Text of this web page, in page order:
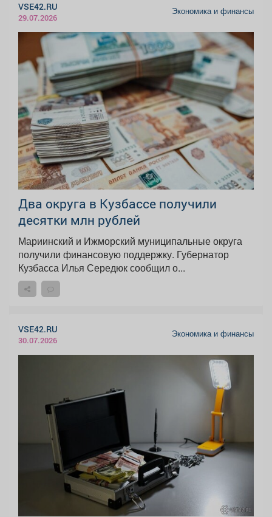
VSE42.RU
29.07.2026
Экономика и финансы
Два округа в Кузбассе получили
десятки млн рублей
Мариинский и Ижморский муниципальные округа
получили финансовую поддержку. Губернатор
Кузбасса Илья Середюк сообщил о...
VSE42.RU
30.07.2026
Экономика и финансы